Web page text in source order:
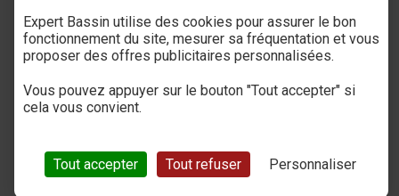
SERVICE CLIENT
03 27 89 21 52
Du mardi au samedi
Expert Bassin utilise des cookies pour assurer le bon
fonctionnement du site, mesurer sa fréquentation et vous
proposer des offres publicitaires personnalisées.
Vous pouvez appuyer sur le bouton "Tout accepter" si
cela vous convient.
Tout accepter Tout refuser Personnaliser